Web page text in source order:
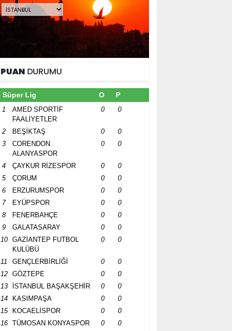
PUAN DURUMU
Süper Lig O P
1
AMED SPORTİF
FAALİYETLER
0 0
2 BEŞİKTAŞ 0
0
3
CORENDON
ALANYASPOR
0 0
4 ÇAYKUR RİZESPOR 0
0
5
ÇORUM 0
0
6
ERZURUMSPOR 0
0
7
EYÜPSPOR 0
0
8
FENERBAHÇE 0
0
9
GALATASARAY 0
0
10
GAZİANTEP FUTBOL
KULÜBÜ
0 0
11 GENÇLERBİRLİĞİ 0
0
12
GÖZTEPE 0
0
13
İSTANBUL BAŞAKŞEHİR 0
0
14
KASIMPAŞA 0
0
15
KOCAELİSPOR 0
0
16
TÜMOSAN KONYASPOR 0
0